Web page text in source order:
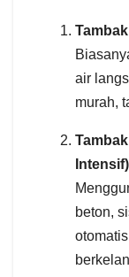
air
murah,
Intensif)
beton,